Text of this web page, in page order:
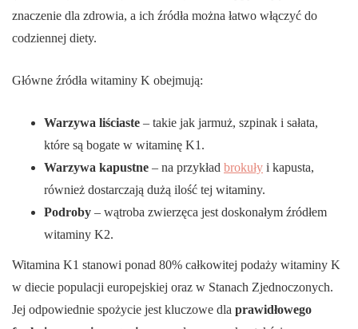
znaczenie dla zdrowia, a ich źródła można łatwo włączyć do
codziennej diety.
Główne źródła witaminy K obejmują:
Warzywa liściaste – takie jak jarmuż, szpinak i sałata,
które są bogate w witaminę K1.
Warzywa kapustne – na przykład brokuły i kapusta,
również dostarczają dużą ilość tej witaminy.
Podroby – wątroba zwierzęca jest doskonałym źródłem
witaminy K2.
Witamina K1 stanowi ponad 80% całkowitej podaży witaminy K
w diecie populacji europejskiej oraz w Stanach Zjednoczonych.
Jej odpowiednie spożycie jest kluczowe dla prawidłowego